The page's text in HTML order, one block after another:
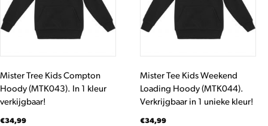
Mister Tree Kids Compton
Hoody (MTK043). In 1 kleur
verkijgbaar!
€34,99
Deze
optie
op
de
productpagina
Mister Tee Kids Weekend
Loading Hoody (MTK044).
Verkrijgbaar in 1 unieke kleur!
€34,99
Deze
optie
op
de
productpagina